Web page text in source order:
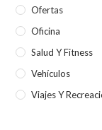
Ofertas
Oficina
Salud Y Fitness
Vehículos
Viajes Y